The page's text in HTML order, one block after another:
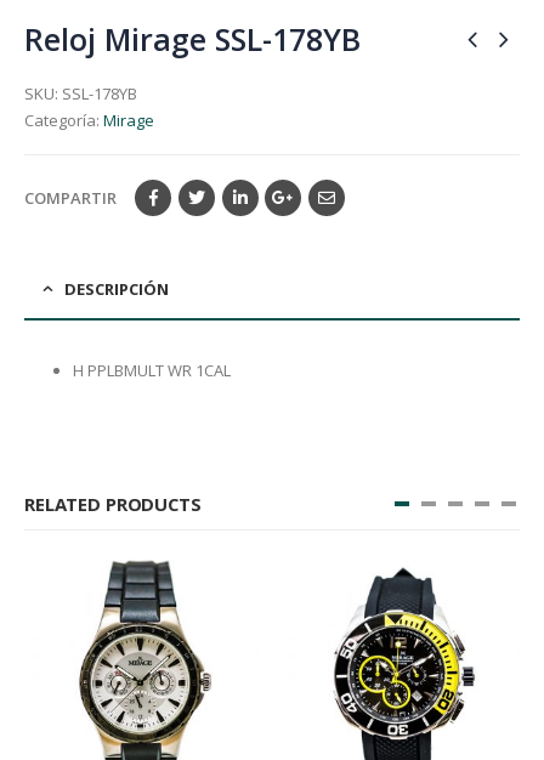
Reloj Mirage SSL-178YB
SKU: SSL-178YB
Categoría: Mirage
COMPARTIR
DESCRIPCIÓN
H PPLBMULT WR 1CAL
RELATED PRODUCTS